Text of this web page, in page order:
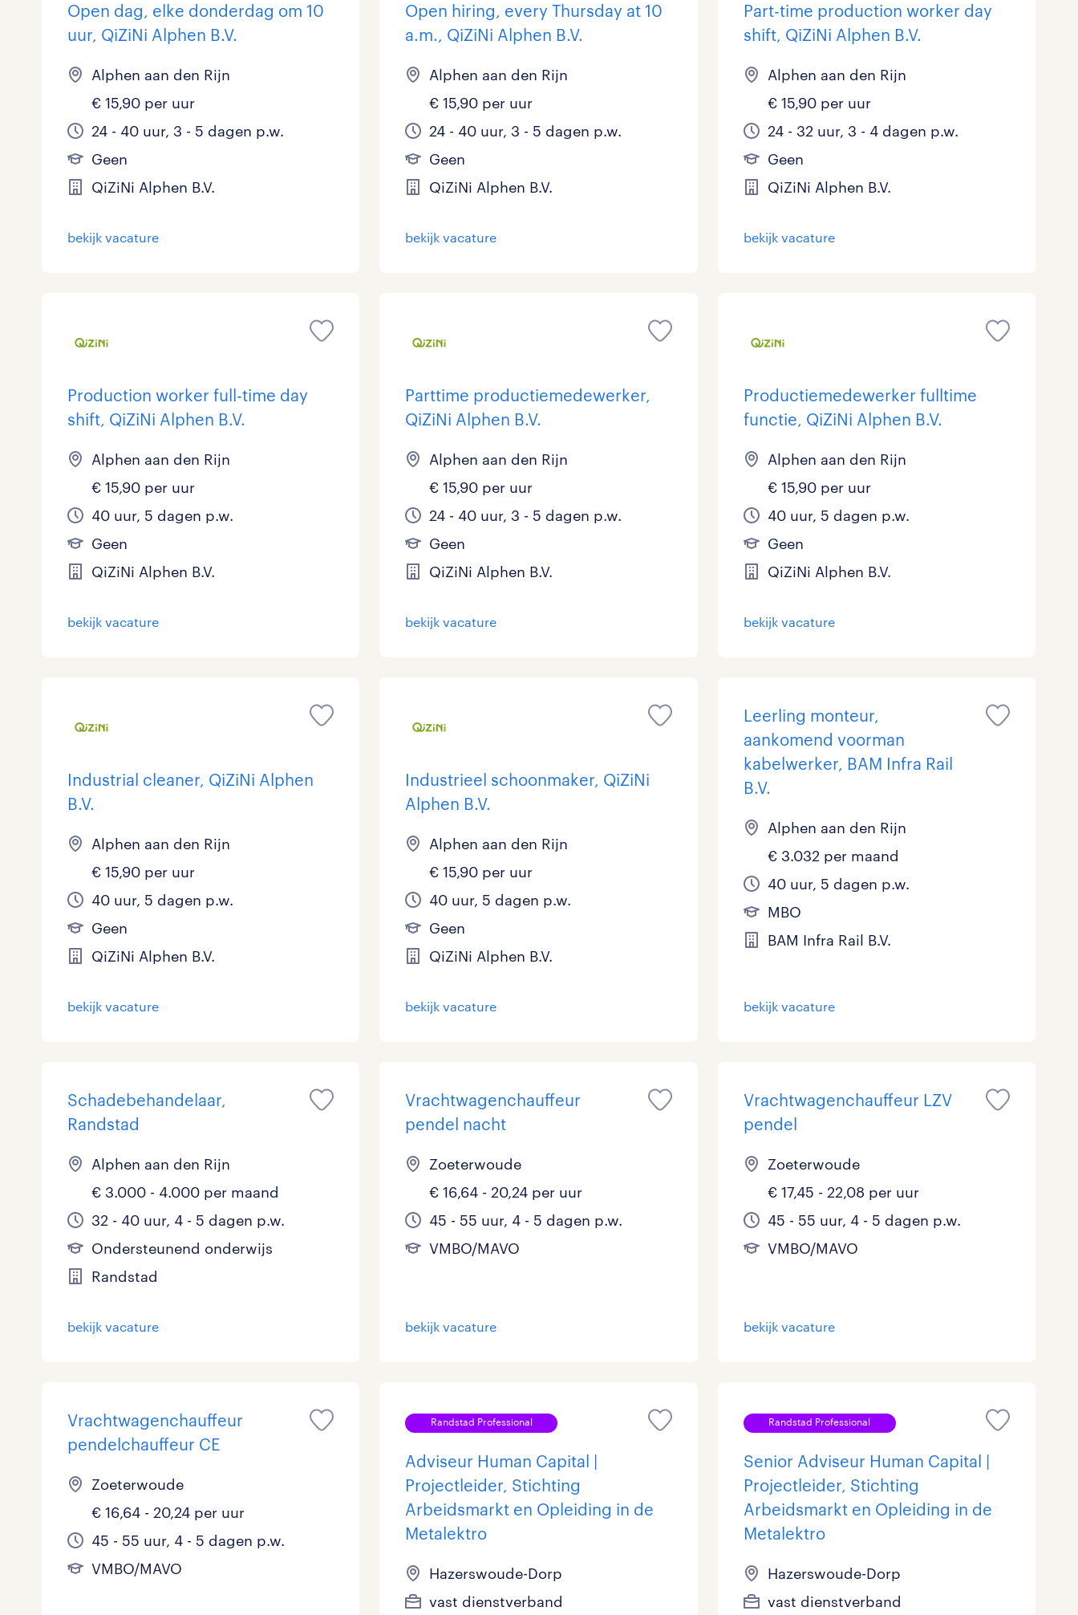
Open dag, elke donderdag om 10
uur, QiZiNi Alphen B.V.
Alphen aan den Rijn
€ 15,90 per uur
24 - 40 uur, 3 - 5 dagen p.w.
Geen
QiZiNi Alphen B.V.
bekijk vacature
Open hiring, every Thursday at 10
a.m., QiZiNi Alphen B.V.
Alphen aan den Rijn
€ 15,90 per uur
24 - 40 uur, 3 - 5 dagen p.w.
Geen
QiZiNi Alphen B.V.
bekijk vacature
Part-time production worker day
shift, QiZiNi Alphen B.V.
Alphen aan den Rijn
€ 15,90 per uur
24 - 32 uur, 3 - 4 dagen p.w.
Geen
QiZiNi Alphen B.V.
bekijk vacature
Production worker full-time day
shift, QiZiNi Alphen B.V.
Alphen aan den Rijn
€ 15,90 per uur
40 uur, 5 dagen p.w.
Geen
QiZiNi Alphen B.V.
bekijk vacature
Parttime productiemedewerker,
QiZiNi Alphen B.V.
Alphen aan den Rijn
€ 15,90 per uur
24 - 40 uur, 3 - 5 dagen p.w.
Geen
QiZiNi Alphen B.V.
bekijk vacature
Productiemedewerker fulltime
functie, QiZiNi Alphen B.V.
Alphen aan den Rijn
€ 15,90 per uur
40 uur, 5 dagen p.w.
Geen
QiZiNi Alphen B.V.
bekijk vacature
Industrial cleaner, QiZiNi Alphen
B.V.
Alphen aan den Rijn
€ 15,90 per uur
40 uur, 5 dagen p.w.
Geen
QiZiNi Alphen B.V.
bekijk vacature
Industrieel schoonmaker, QiZiNi
Alphen B.V.
Alphen aan den Rijn
€ 15,90 per uur
40 uur, 5 dagen p.w.
Geen
QiZiNi Alphen B.V.
bekijk vacature
Leerling monteur,
aankomend voorman
kabelwerker, BAM Infra Rail
B.V.
Alphen aan den Rijn
€ 3.032 per maand
40 uur, 5 dagen p.w.
MBO
BAM Infra Rail B.V.
bekijk vacature
Schadebehandelaar,
Randstad
Alphen aan den Rijn
€ 3.000 - 4.000 per maand
32 - 40 uur, 4 - 5 dagen p.w.
Ondersteunend onderwijs
Randstad
bekijk vacature
Vrachtwagenchauffeur
pendel nacht
Zoeterwoude
€ 16,64 - 20,24 per uur
45 - 55 uur, 4 - 5 dagen p.w.
VMBO/MAVO
bekijk vacature
Vrachtwagenchauffeur LZV
pendel
Zoeterwoude
€ 17,45 - 22,08 per uur
45 - 55 uur, 4 - 5 dagen p.w.
VMBO/MAVO
bekijk vacature
Vrachtwagenchauffeur
pendelchauffeur CE
Zoeterwoude
€ 16,64 - 20,24 per uur
45 - 55 uur, 4 - 5 dagen p.w.
VMBO/MAVO
Randstad Professional
Adviseur Human Capital |
Projectleider, Stichting
Arbeidsmarkt en Opleiding in de
Metalektro
Hazerswoude-Dorp
vast dienstverband
Randstad Professional
Senior Adviseur Human Capital |
Projectleider, Stichting
Arbeidsmarkt en Opleiding in de
Metalektro
Hazerswoude-Dorp
vast dienstverband